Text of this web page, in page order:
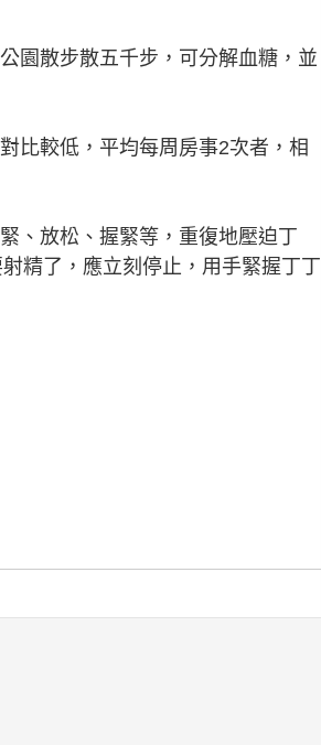
園散步散五千步，可分解血糖，並
比較低，平均每周房事2次者，相
、放松、握緊等，重復地壓迫丁
精了，應立刻停止，用手緊握丁丁